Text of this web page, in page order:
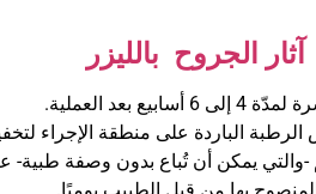
الجروح بالليزر
بعد العملية.
الباردة على منطقة الإجراء
-والتي يمكن أن تُباع بدون وصفة طبية-